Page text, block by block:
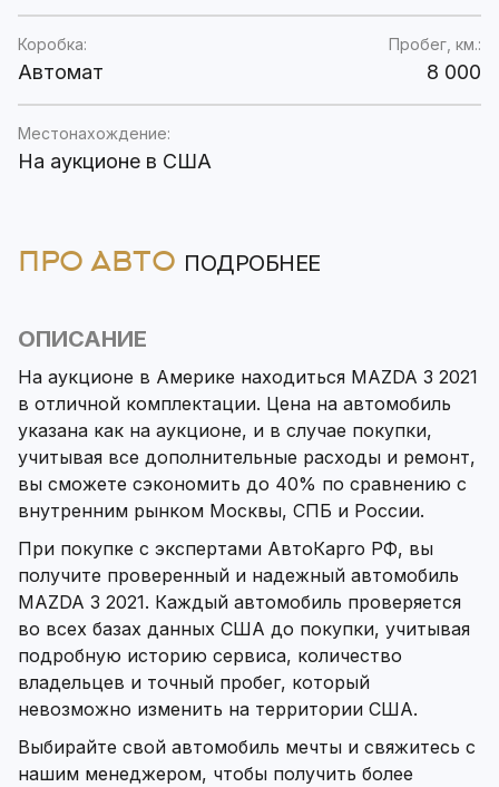
Коробка:
Автомат
Пробег, км.:
8 000
Местонахождение:
На аукционе в США
ПРО АВТО ПОДРОБНЕЕ
ОПИСАНИЕ
На аукционе в Америке находиться MAZDA 3 2021
в отличной комплектации. Цена на автомобиль
указана как на аукционе, и в случае покупки,
учитывая все дополнительные расходы и ремонт,
вы сможете сэкономить до 40% по сравнению с
внутренним рынком Москвы, СПБ и России.
При покупке с экспертами АвтоКарго РФ, вы
получите проверенный и надежный автомобиль
MAZDA 3 2021. Каждый автомобиль проверяется
во всех базах данных США до покупки, учитывая
подробную историю сервиса, количество
владельцев и точный пробег, который
невозможно изменить на территории США.
Выбирайте свой автомобиль мечты и свяжитесь с
нашим менеджером, чтобы получить более